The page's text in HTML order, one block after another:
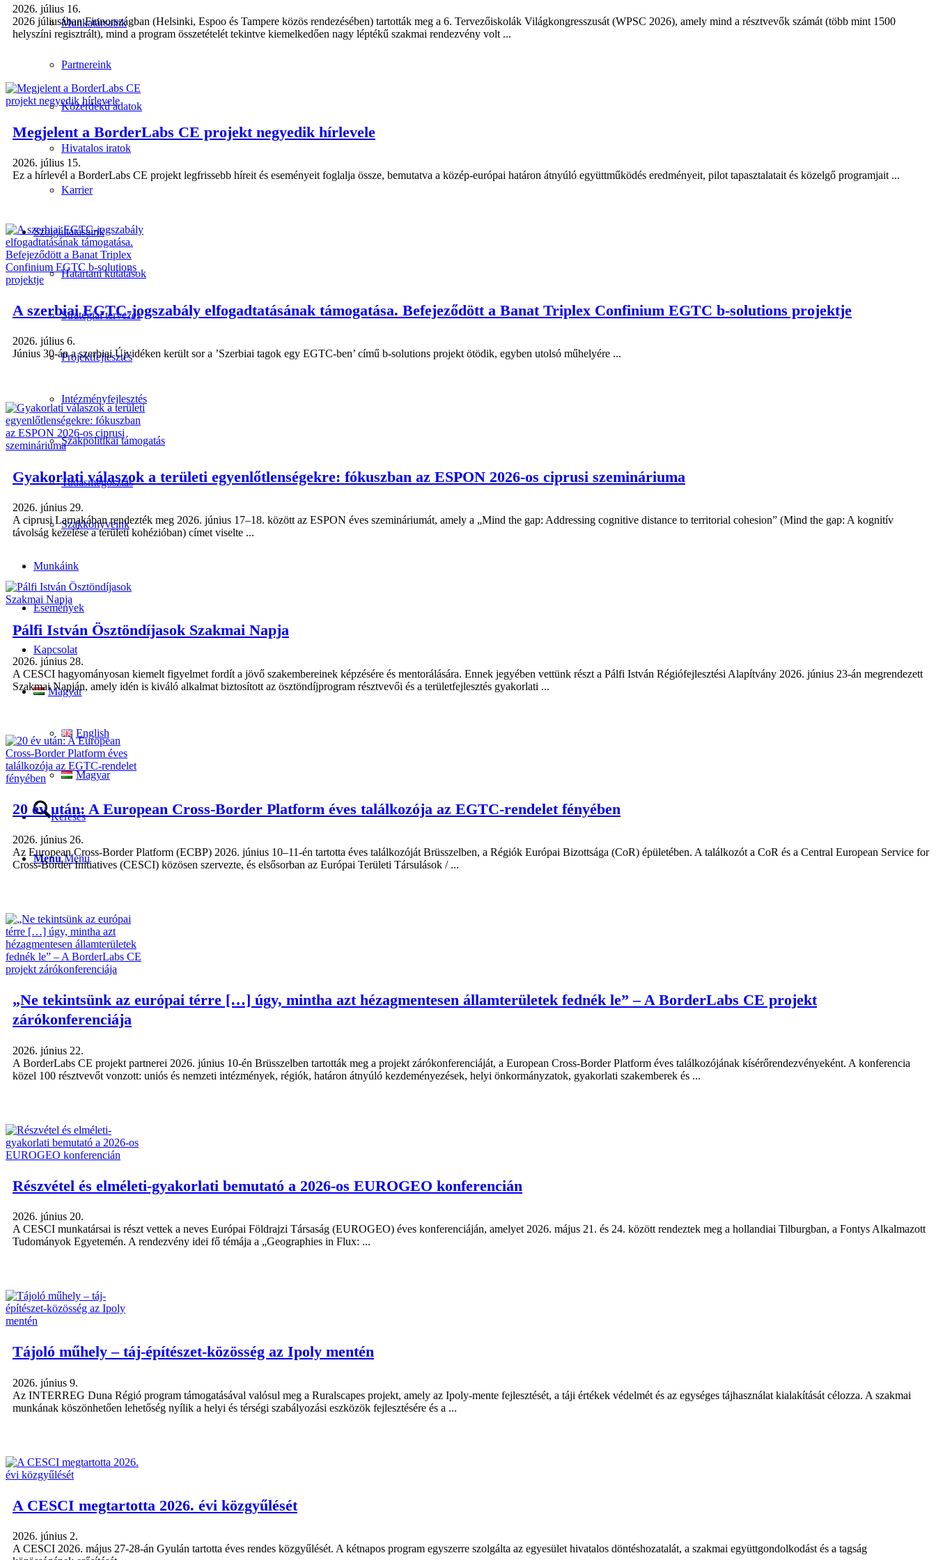
Munkatársaink
Partnereink
Közérdekű adatok
Hivatalos iratok
Karrier
Szolgáltatásaink
Határtani kutatások
Stratégiai tervezés
Projektfejlesztés
Intézményfejlesztés
Szakpolitikai támogatás
Tudásmegosztás
Szakkönyveink
Munkáink
Események
Kapcsolat
Magyar
English
Magyar
Keresés
Menu Menu
2026. július 16.
2026 júliusában Finnországban (Helsinki, Espoo és Tampere közös rendezésében) tartották meg a 6. Tervezőiskolák Világkongresszusát (WPSC 2026), amely mind a résztvevők számát (több mint 1500
helyszíni regisztrált), mind a program összetételét tekintve kiemelkedően nagy léptékű szakmai rendezvény volt ...
Megjelent a BorderLabs CE projekt negyedik hírlevele
2026. július 15.
Ez a hírlevél a BorderLabs CE projekt legfrissebb híreit és eseményeit foglalja össze, bemutatva a közép-európai határon átnyúló együttműködés eredményeit, pilot tapasztalatait és közelgő programjait ...
A szerbiai EGTC-jogszabály elfogadtatásának támogatása. Befejeződött a Banat Triplex Confinium EGTC b-solutions projektje
2026. július 6.
Június 30-án a szerbiai Újvidéken került sor a ’Szerbiai tagok egy EGTC-ben’ című b-solutions projekt ötödik, egyben utolsó műhelyére ...
Gyakorlati válaszok a területi egyenlőtlenségekre: fókuszban az ESPON 2026-os ciprusi szemináriuma
2026. június 29.
A ciprusi Larnakában rendezték meg 2026. június 17–18. között az ESPON éves szemináriumát, amely a „Mind the gap: Addressing cognitive distance to territorial cohesion” (Mind the gap: A kognitív
távolság kezelése a területi kohézióban) címet viselte ...
Pálfi István Ösztöndíjasok Szakmai Napja
2026. június 28.
A CESCI hagyományosan kiemelt figyelmet fordít a jövő szakembereinek képzésére és mentorálására. Ennek jegyében vettünk részt a Pálfi István Régiófejlesztési Alapítvány 2026. június 23-án megrendezett
Szakmai Napján, amely idén is kiváló alkalmat biztosított az ösztöndíjprogram résztvevői és a területfejlesztés gyakorlati ...
20 év után: A European Cross-Border Platform éves találkozója az EGTC-rendelet fényében
2026. június 26.
Az European Cross-Border Platform (ECBP) 2026. június 10–11-én tartotta éves találkozóját Brüsszelben, a Régiók Európai Bizottsága (CoR) épületében. A találkozót a CoR és a Central European Service for
Cross-Border Initiatives (CESCI) közösen szervezte, és elsősorban az Európai Területi Társulások / ...
„Ne tekintsünk az európai térre […] úgy, mintha azt hézagmentesen államterületek fednék le” – A BorderLabs CE projekt
zárókonferenciája
2026. június 22.
A BorderLabs CE projekt partnerei 2026. június 10-én Brüsszelben tartották meg a projekt zárókonferenciáját, a European Cross-Border Platform éves találkozójának kísérőrendezvényeként. A konferencia
közel 100 résztvevőt vonzott: uniós és nemzeti intézmények, régiók, határon átnyúló kezdeményezések, helyi önkormányzatok, gyakorlati szakemberek és ...
Részvétel és elméleti-gyakorlati bemutató a 2026-os EUROGEO konferencián
2026. június 20.
A CESCI munkatársai is részt vettek a neves Európai Földrajzi Társaság (EUROGEO) éves konferenciáján, amelyet 2026. május 21. és 24. között rendeztek meg a hollandiai Tilburgban, a Fontys Alkalmazott
Tudományok Egyetemén. A rendezvény idei fő témája a „Geographies in Flux: ...
Tájoló műhely – táj-építészet-közösség az Ipoly mentén
2026. június 9.
Az INTERREG Duna Régió program támogatásával valósul meg a Ruralscapes projekt, amely az Ipoly-mente fejlesztését, a táji értékek védelmét és az egységes tájhasználat kialakítását célozza. A szakmai
munkának köszönhetően lehetőség nyílik a helyi és térségi szabályozási eszközök fejlesztésére és a ...
A CESCI megtartotta 2026. évi közgyűlését
2026. június 2.
A CESCI 2026. május 27-28-án Gyulán tartotta éves rendes közgyűlését. A kétnapos program egyszerre szolgálta az egyesület hivatalos döntéshozatalát, a szakmai együttgondolkodást és a tagság